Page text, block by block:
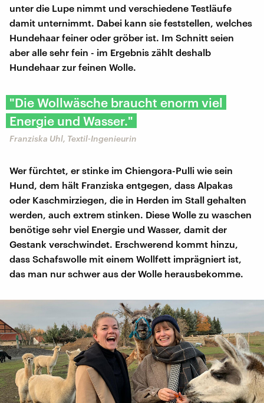
unter die Lupe nimmt und verschiedene Testläufe
damit unternimmt. Dabei kann sie feststellen, welches
Hundehaar feiner oder gröber ist. Im Schnitt seien
aber alle sehr fein - im Ergebnis zählt deshalb
Hundehaar zur feinen Wolle.
"Die Wollwäsche braucht enorm viel
Energie und Wasser."
Franziska Uhl, Textil-Ingenieurin
Wer fürchtet, er stinke im Chiengora-Pulli wie sein
Hund, dem hält Franziska entgegen, dass Alpakas
oder Kaschmirziegen, die in Herden im Stall gehalten
werden, auch extrem stinken. Diese Wolle zu waschen
benötige sehr viel Energie und Wasser, damit der
Gestank verschwindet. Erschwerend kommt hinzu,
dass Schafswolle mit einem Wollfett imprägniert ist,
das man nur schwer aus der Wolle herausbekomme.